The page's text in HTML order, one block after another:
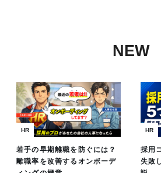
NEW
HR
若手の早期離職を防ぐには？
離職率を改善するオンボーデ
HR
採用
失敗